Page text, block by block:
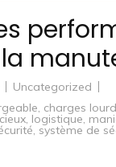
Uncategorized
, charges
, logistique,
, système de